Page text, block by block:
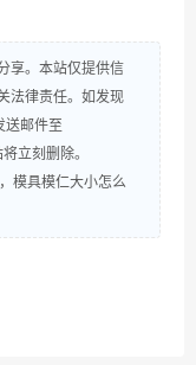
享。本站仅提供信
法律责任。如发现
送邮件至
立刻删除。
模具模仁大小怎么